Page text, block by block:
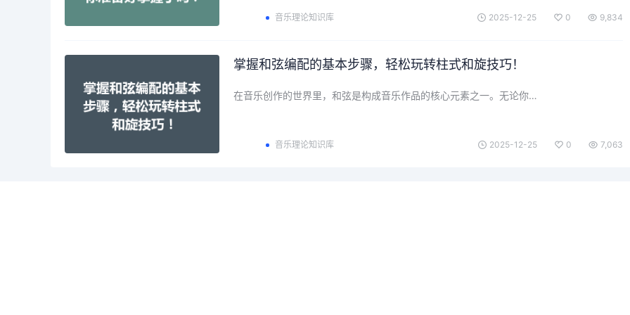
音乐理论知识库 2025-12-25 0 9,834
掌握和弦编配的基本步骤，轻松玩转柱式和旋技巧！
在音乐创作的世界里，和弦是构成音乐作品的核心元素之一。无论你…
音乐理论知识库 2025-12-25 0 7,063